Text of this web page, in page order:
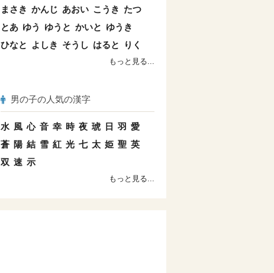
まさき かんじ あおい こうき たつ
とあ ゆう ゆうと かいと ゆうき
ひなと
よしき そうし はると りく
もっと見る...
男の子の人気の漢字
水 風 心 音 幸 時 夜 琥 日 羽 愛
蒼 陽 結 雪 紅 光 七 太 姫 聖 英
双 速 示
もっと見る...